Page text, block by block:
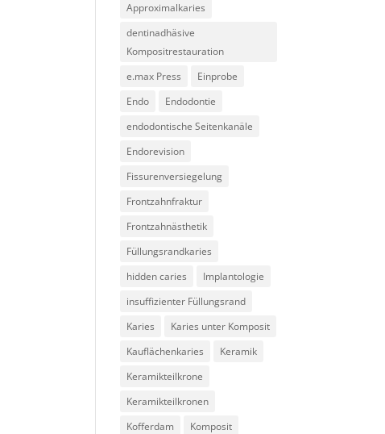
Approximalkaries
dentinadhäsive
Kompositrestauration
e.max Press
Einprobe
Endo
Endodontie
endodontische Seitenkanäle
Endorevision
Fissurenversiegelung
Frontzahnfraktur
Frontzahnästhetik
Füllungsrandkaries
hidden caries
Implantologie
insuffizienter Füllungsrand
Karies
Karies unter Komposit
Kauflächenkaries
Keramik
Keramikteilkrone
Keramikteilkronen
Kofferdam
Komposit